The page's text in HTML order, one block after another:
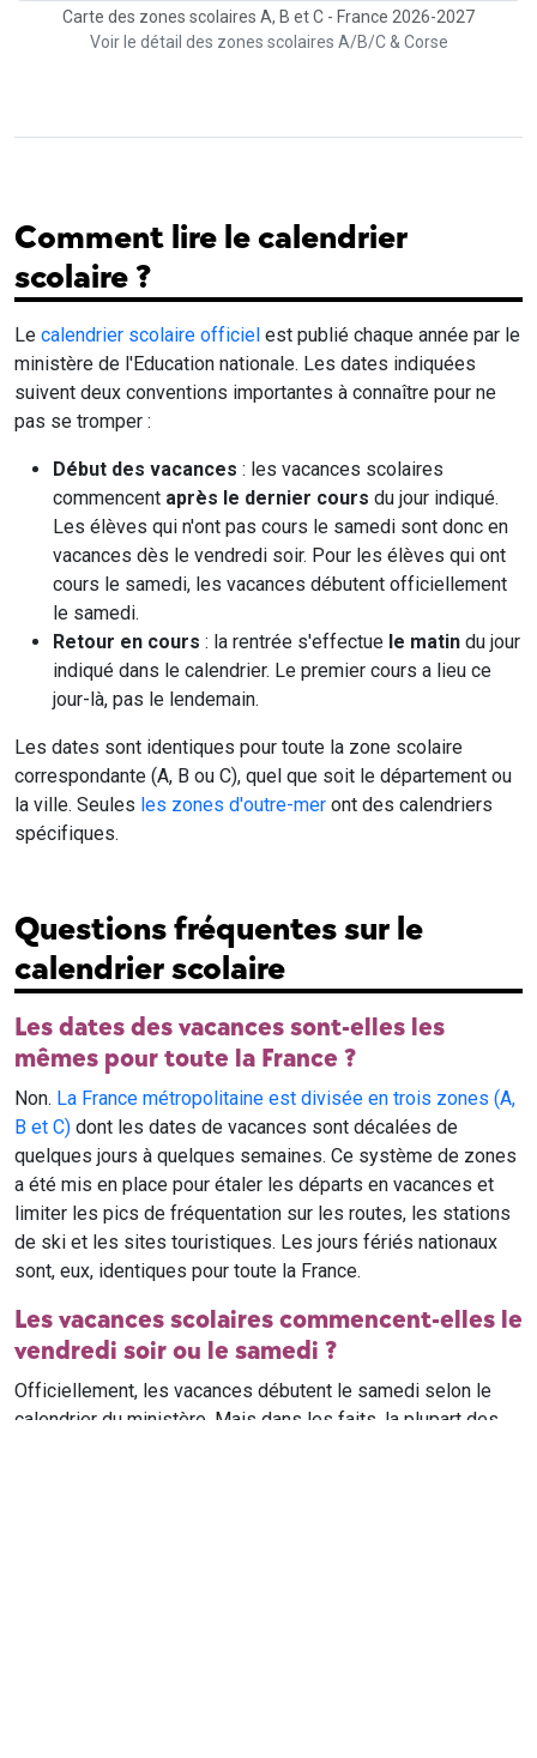
Carte des zones scolaires A, B et C - France 2026-2027
Voir le détail des zones scolaires A/B/C & Corse
Comment lire le calendrier
scolaire ?
Le calendrier scolaire officiel est publié chaque année par le
ministère de l'Education nationale. Les dates indiquées
suivent deux conventions importantes à connaître pour ne
pas se tromper :
Début des vacances : les vacances scolaires
commencent après le dernier cours du jour indiqué.
Les élèves qui n'ont pas cours le samedi sont donc en
vacances dès le vendredi soir. Pour les élèves qui ont
cours le samedi, les vacances débutent officiellement
le samedi.
Retour en cours : la rentrée s'effectue le matin du jour
indiqué dans le calendrier. Le premier cours a lieu ce
jour-là, pas le lendemain.
Les dates sont identiques pour toute la zone scolaire
correspondante (A, B ou C), quel que soit le département ou
la ville. Seules les zones d'outre-mer ont des calendriers
spécifiques.
Questions fréquentes sur le
calendrier scolaire
Les dates des vacances sont-elles les
mêmes pour toute la France ?
Non. La France métropolitaine est divisée en trois zones (A,
B et C) dont les dates de vacances sont décalées de
quelques jours à quelques semaines. Ce système de zones
a été mis en place pour étaler les départs en vacances et
limiter les pics de fréquentation sur les routes, les stations
de ski et les sites touristiques. Les jours fériés nationaux
sont, eux, identiques pour toute la France.
Les vacances scolaires commencent-elles le
vendredi soir ou le samedi ?
Officiellement, les vacances débutent le samedi selon le
calendrier du ministère. Mais dans les faits, la plupart des